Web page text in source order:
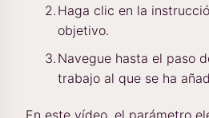
Haga clic en la
objetivo.
Navegue hasta el paso
trabajo al que se ha
En este vídeo, el parámetro